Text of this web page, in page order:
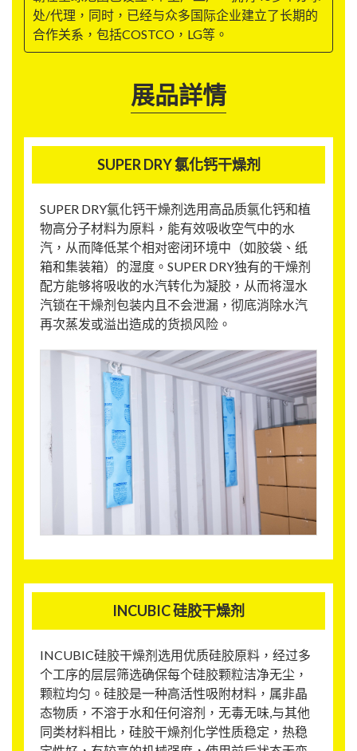
处/代理，同时，已经与众多国际企业建立了长期的
合作关系，包括COSTCO，LG等。
展品詳情
SUPER DRY 氯化钙干燥剂
SUPER DRY氯化钙干燥剂选用高品质氯化钙和植
物高分子材料为原料，能有效吸收空气中的水
汽，从而降低某个相对密闭环境中（如胶袋、纸
箱和集装箱）的湿度。SUPER DRY独有的干燥剂
配方能够将吸收的水汽转化为凝胶，从而将湿水
汽锁在干燥剂包装内且不会泄漏，彻底消除水汽
再次蒸发或溢出造成的货损风险。
INCUBIC 硅胶干燥剂
INCUBIC硅胶干燥剂选用优质硅胶原料，经过多
个工序的层层筛选确保每个硅胶颗粒洁净无尘，
颗粒均匀。硅胶是一种高活性吸附材料，属非晶
态物质，不溶于水和任何溶剂，无毒无味,与其他
同类材料相比，硅胶干燥剂化学性质稳定，热稳